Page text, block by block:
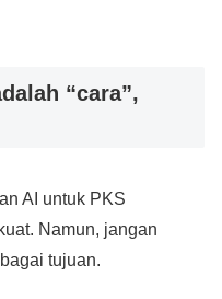
“cara”,
AI untuk PKS
Namun, jangan
tujuan.